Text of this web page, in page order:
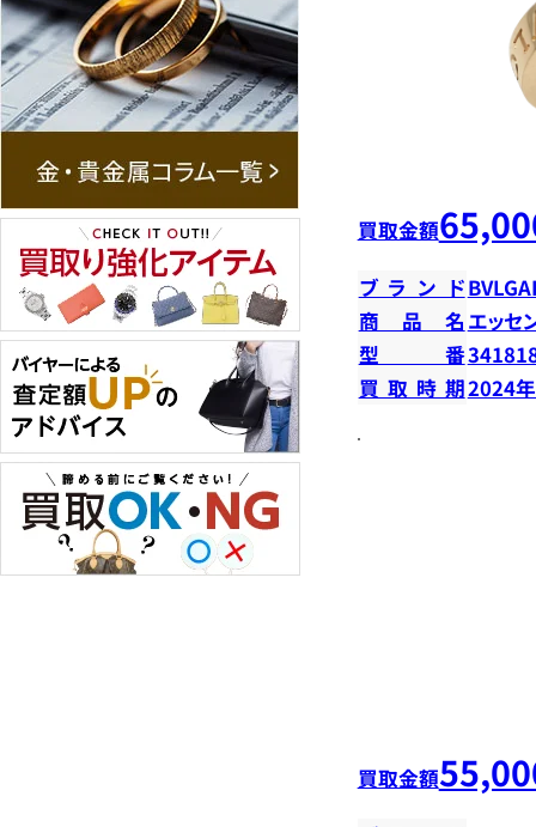
買取金額
ブランド
商品名 エッセ
型番
買取時期2024
買取金額